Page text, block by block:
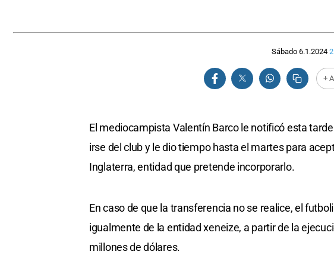
Sábado 6.1.2024
+
El mediocampista Valentín Barco le notificó esta
irse del club y le dio tiempo hasta el martes para
Inglaterra, entidad que pretende incorporarlo.
En caso de que la transferencia no se realice, el
igualmente de la entidad xeneize, a partir de la
millones de dólares.